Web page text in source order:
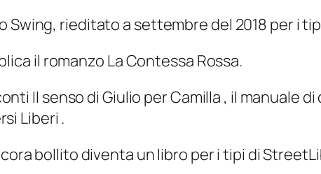
Swing, rieditato a settembre del 2018 per i
il romanzo La Contessa Rossa.
Il senso di Giulio per Camilla , il manuale
Liberi.
bollito diventa un libro per i tipi di